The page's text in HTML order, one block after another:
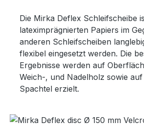
Die Mirka Deflex Schleifscheibe
lateximprägnierten Papiers im
anderen Schleifscheiben
flexibel eingesetzt werden. Die
Ergebnisse werden auf
Weich-, und Nadelholz sowie auf
Spachtel erzielt.
Bildergalerie überspringen